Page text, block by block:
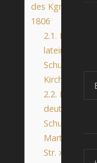
des Kgr. Bayern
1806
2.1. Das
lateinische
Schulhaus
Kirchplatz 4
2.2. Das
deutsche
Schulhaus
Martin-Kuen-
Str. x